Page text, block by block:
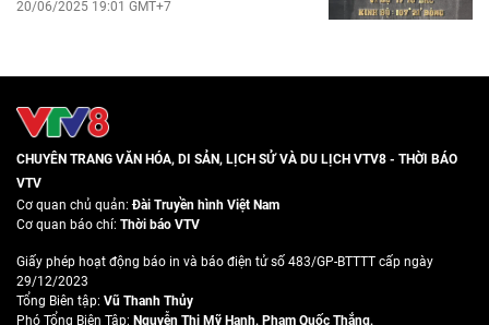
20/06/2025 19:01 GMT+7
CHUYÊN TRANG VĂN HÓA, DI SẢN, LỊCH SỬ VÀ DU LỊCH VTV8 - THỜI BÁO
VTV
Cơ quan chủ quản:Đài Truyền hình Việt Nam
Cơ quan báo chí: Thời báo VTV
Giấy phép hoạt động báo in và báo điện tử số 483/GP-BTTTT cấp ngày
29/12/2023
Tổng Biên tập: Vũ Thanh Thủy
Phó Tổng Biên Tập: Nguyễn Thị Mỹ Hạnh, Phạm Quốc Thắng,